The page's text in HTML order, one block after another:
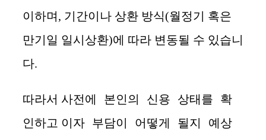
이하며, 기간이나 상환 방식(월정기 혹은
만기일 일시상환)에 따라 변동될 수 있습니
다.
따라서 사전에 본인의 신용 상태를 확
인하고 이자 부담이 어떻게 될지 예상